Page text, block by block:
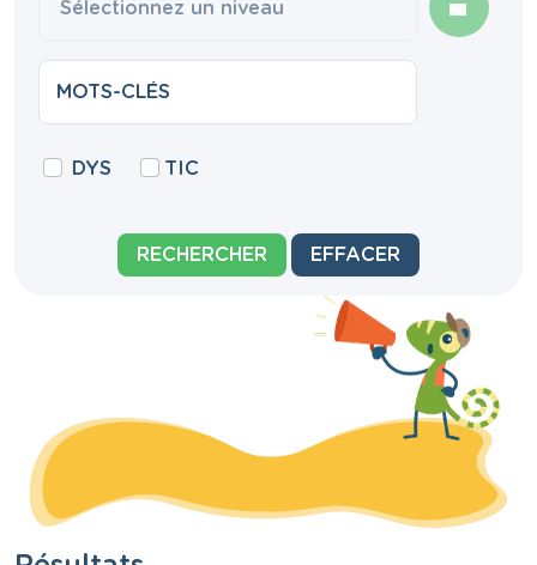
DYS TIC
RECHERCHER EFFACER